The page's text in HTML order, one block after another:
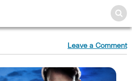
Leave a Comment